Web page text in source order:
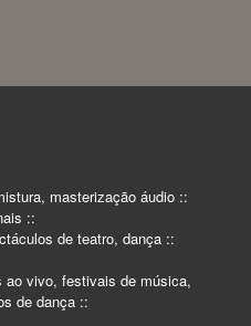
masterização áudio ::
::
de teatro, dança ::
ao vivo, festivais de música,
de dança ::